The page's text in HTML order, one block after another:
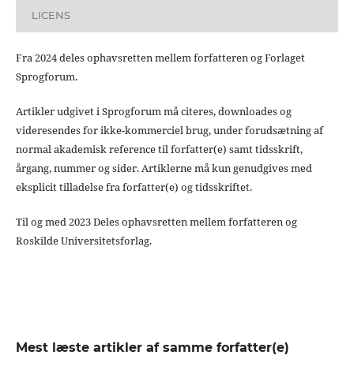
LICENS
Fra 2024 deles ophavsretten mellem forfatteren og Forlaget
Sprogforum.
Artikler udgivet i Sprogforum må citeres, downloades og
videresendes for ikke-kommerciel brug, under forudsætning af
normal akademisk reference til forfatter(e) samt tidsskrift,
årgang, nummer og sider. Artiklerne må kun genudgives med
eksplicit tilladelse fra forfatter(e) og tidsskriftet.
Til og med 2023 Deles ophavsretten mellem forfatteren og
Roskilde Universitetsforlag.
Mest læste artikler af samme forfatter(e)